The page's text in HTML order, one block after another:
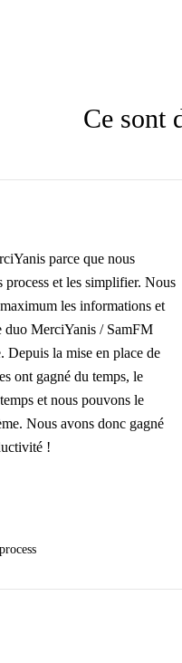
Ce sont
parce que nous
process et les simplifier. Nous
les informations et
duo MerciYanis / SamFM
Depuis la mise en place de
ont gagné du temps, le
et nous pouvons le
Nous avons donc gagné
!